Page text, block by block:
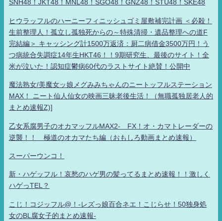
SNH48！JKT48！MNL48！SGO48！GNZ48！STU48！SKE48
ヒウラッフルのハーニーフィニッシュゴミ屋敷補完計画 ＜必殺！
生前整理人！孤立し孤独死からの～特殊清掃・遺品整理への道F
完結編＞ キャッシング計1500万返済：厨二病借金3500万円！う
つ病統合失調症14年生HKT46！！9期研究生、最後のサイト！全
米が泣いた！認知症鬱病60代のラストサイト絶賛！公開中
魔法熟女/美魔女ッ娘メグみみちゃんのニートッフルステーション
MAX！ ニート仙人仙女の映画三昧老後生活！（無職孤独居老人的
まとめ速報Z)]
乙女系腐男子のオカマッフルMAX2- FX！オ・カマトレーダーの
逆襲！！ 極道のオカマたち編（おもしろ動画まとめ速報）
スーパーウンコ！
新・ハゲッフル！哀愁のハゲ男の髪ってるまとめ速報！！激しく
ハゲっTEL？
こじ！コジッフル@！-レズっ娘百合ネエ！こじらせ！50独身処
女のBL腐女子的まとめ速報-